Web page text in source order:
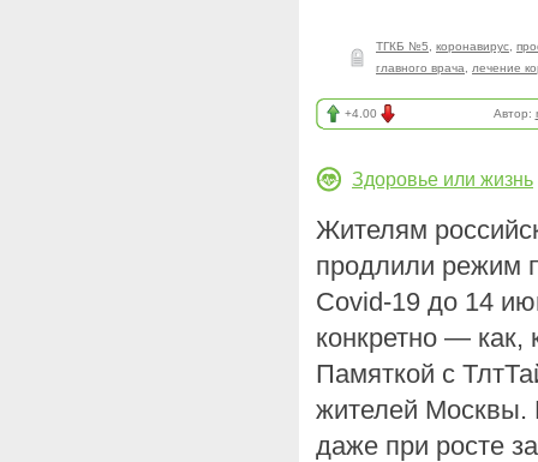
ТГКБ №5 коронавирус
главного врача
лечение
+4.00 Автор:
Здоровье или жизнь
Жителям
продлили режим
Covid-19 до 14
конкретно — как,
Памяткой с
жителей Москвы.
даже при росте